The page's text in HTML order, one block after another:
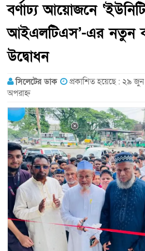
বর্ণাঢ্য আয়োজনে
আইএলটিএস’-এর নতুন
উদ্বোধন
সিলেটের ডাক
প্রকাশিত হয়েছে : ২৯
অপরাহ্ন